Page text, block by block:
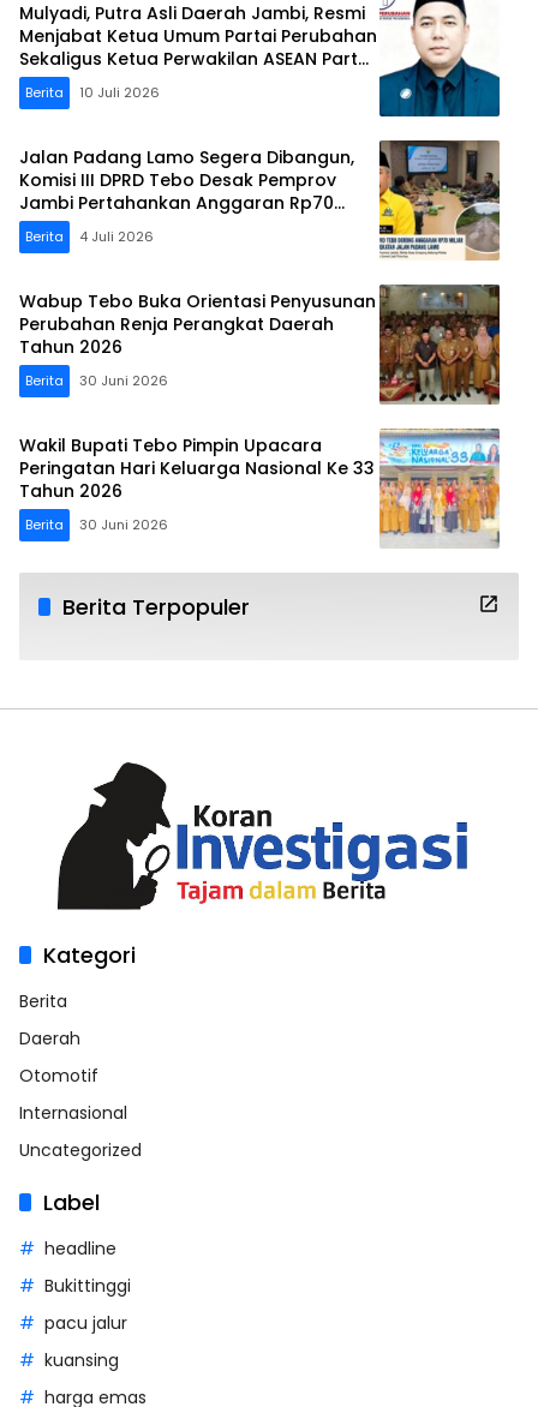
Mulyadi, Putra Asli Daerah Jambi, Resmi
Menjabat Ketua Umum Partai Perubahan
Sekaligus Ketua Perwakilan ASEAN Partai
Perubahan di Malaysia
Berita 10 Juli 2026
Jalan Padang Lamo Segera Dibangun,
Komisi III DPRD Tebo Desak Pemprov
Jambi Pertahankan Anggaran Rp70
Miliar
Berita 4 Juli 2026
Wabup Tebo Buka Orientasi Penyusunan
Perubahan Renja Perangkat Daerah
Tahun 2026
Berita 30 Juni 2026
Wakil Bupati Tebo Pimpin Upacara
Peringatan Hari Keluarga Nasional Ke 33
Tahun 2026
Berita 30 Juni 2026
Berita Terpopuler
Kategori
Berita
Daerah
Otomotif
Internasional
Uncategorized
Label
headline
Bukittinggi
pacu jalur
kuansing
harga emas